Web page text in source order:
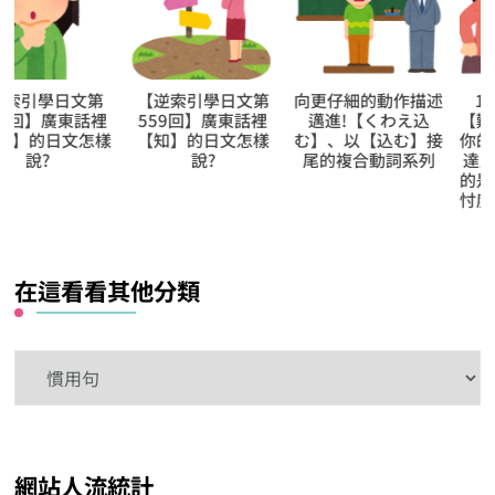
【逆索引學日文第
559回】廣東話裡
【知】的日文怎樣
向更仔細的動作描述
邁進!【くわえ込
む】、以【込む】接
尾的複合動詞系列
1日學5個日文的
【難讀漢字】，很快
你的語彙量就是高手
達人級別!! 第165日
的是【遜色‧尊崇‧
忖度‧損耗‧泰安】
在這看看其他分類
其
網站人流統計